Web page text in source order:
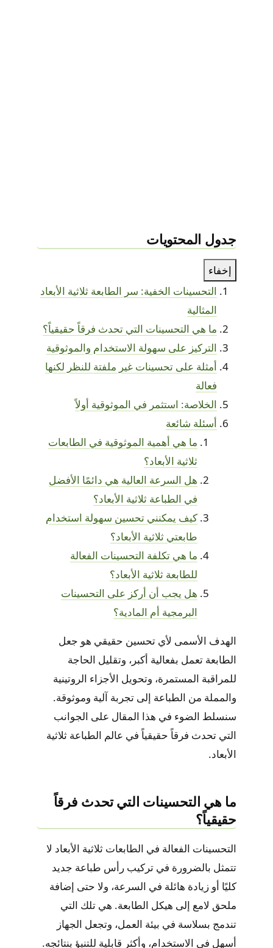
جدول المحتويات
إخفاء
التحسينات الخفية: سر الطابعة ثلاثية الأبعاد
المثالية
ما هي التحسينات التي تحدث فرقاً حقيقياً؟
التركيز على سهولة الاستخدام والموثوقية
أمثلة على تحسينات غير ملفتة للنظر لكنها
فعالة
الخلاصة: استثمر في الموثوقية أولاً
أسئلة شائعة
ما هي أهمية الموثوقية في الطابعات
ثلاثية الأبعاد؟
هل السرعة العالية هي دائمًا الأفضل
في الطباعة ثلاثية الأبعاد؟
كيف يمكنني تحسين سهولة استخدام
طابعتي ثلاثية الأبعاد؟
ما هي تكلفة التحسينات الفعالة
للطابعة ثلاثية الأبعاد؟
هل يجب أن أركز على التحسينات
البرمجية أم المادية؟
الهدف الأسمى لأي تحسين حقيقي هو جعل
الطابعة تعمل بفعالية أكبر، وتقليل الحاجة
للمراقبة المستمرة، وتحويل الأجزاء الروتينية
والمملة من الطباعة إلى تجربة آلية وموثوقة.
سنسلط الضوء في هذا المقال على الجوانب
التي تحدث فرقاً حقيقياً في عالم الطباعة ثلاثية
الأبعاد.
ما هي التحسينات التي تحدث فرقاً
حقيقياً؟
التحسينات الفعالة في الطابعات ثلاثية الأبعاد لا
تتمثل بالضرورة في تركيب رأس طباعة جديد
كليًا أو زيادة هائلة في السرعة، ولا حتى إضافة
ملحق لامع إلى هيكل الطابعة. هي تلك التي
تندمج بسلاسة في بيئة العمل، وتجعل الجهاز
أسهل في الاستخدام، وأكثر قابلية للتنبؤ بنتائجه.